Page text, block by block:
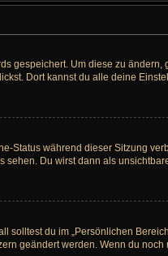
gespeichert. Um diese zu ändern,
Dort kannst du alle deine
Status während dieser Sitzung
Du wirst dann als
du im „Persönlichen
geändert werden. Wenn du